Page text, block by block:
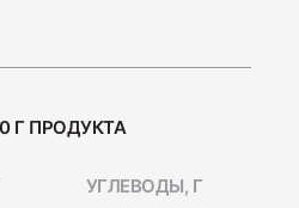
Г ПРОДУКТА
УГЛЕВОДЫ, Г